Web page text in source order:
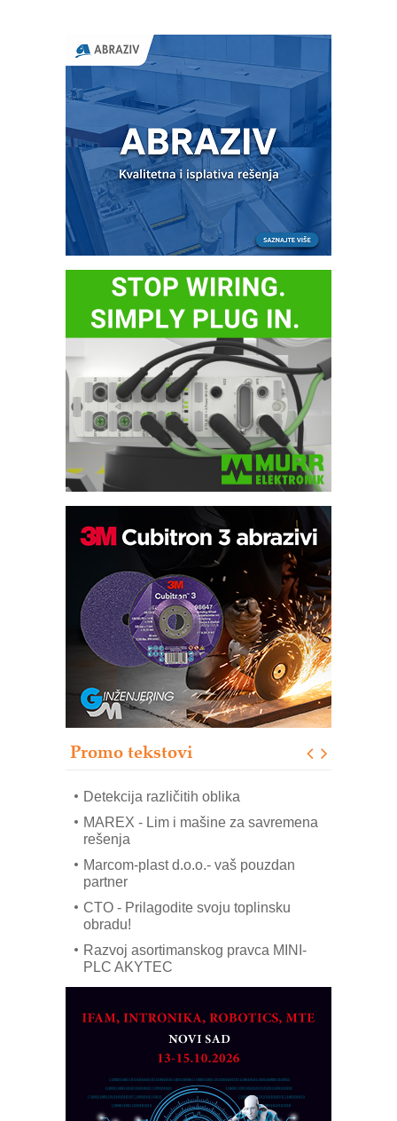
Promo tekstovi
IB BLUMENAUER - više od 40 godina
poverenja u industriji
COMBYPACK
RMQ-TITAN ADVANCED INDICATOR
– Pametna signalizacija za efikasnije
upravljanje mašinama
Sigurnije ispitivanje transformatora u
solarnim elektranama i vetroparkovima
Pranje točkova na gradilištu- standard
modernog i odgovornog građenja
ROSA i SCHUNK podižu proizvodnju
Detekcija različitih oblika
MAREX - Lim i mašine za savremena
rešenja
Marcom-plast d.o.o.- vaš pouzdan
partner
CTO - Prilagodite svoju toplinsku
obradu!
Razvoj asortimanskog pravca MINI-
PLC AKYTEC
dostupan u Srbiji
MOTOMAN – NEXT-Robotika vođena
veštačkom inteligencijom
I.SAFE MOBILE revolucioniše
industrijsku automatizaciju
pionirskimmobile operator PANEL-OM